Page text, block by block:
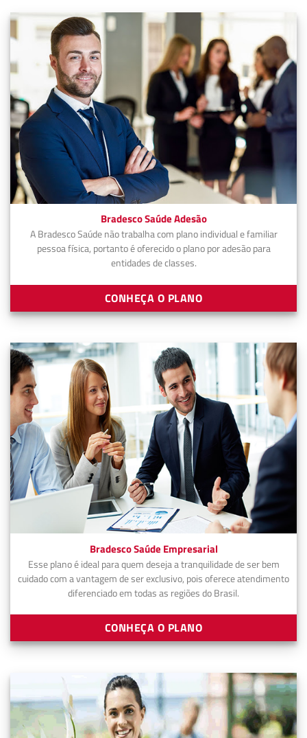
Bradesco Saúde Adesão
A Bradesco Saúde não trabalha com plano individual e familiar
pessoa física, portanto é oferecido o plano por adesão para
entidades de classes.
CONHEÇA O PLANO
Bradesco Saúde Empresarial
Esse plano é ideal para quem deseja a tranquilidade de ser bem
cuidado com a vantagem de ser exclusivo, pois oferece atendimento
diferenciado em todas as regiões do Brasil.
CONHEÇA O PLANO